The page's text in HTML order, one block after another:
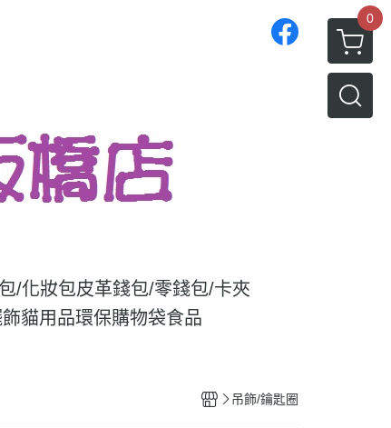
0
/化妝包皮革錢包/零錢包/卡夾
貓用品環保購物袋食品
吊飾/鑰匙圈